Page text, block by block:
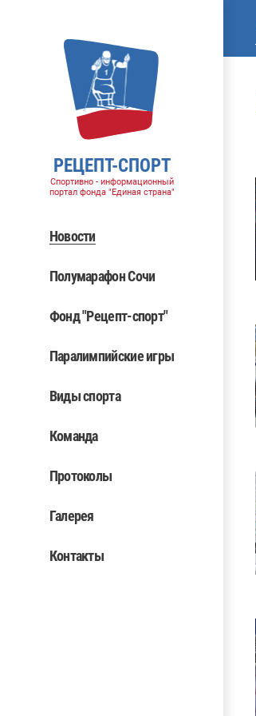
РЕЦЕПТ-СПОРТ
Спортивно - информационный
портал фонда "Единая страна"
Новости
Полумарафон Сочи
Фонд "Рецепт-спорт"
Паралимпийские игры
Виды спорта
Команда
Протоколы
Галерея
Контакты